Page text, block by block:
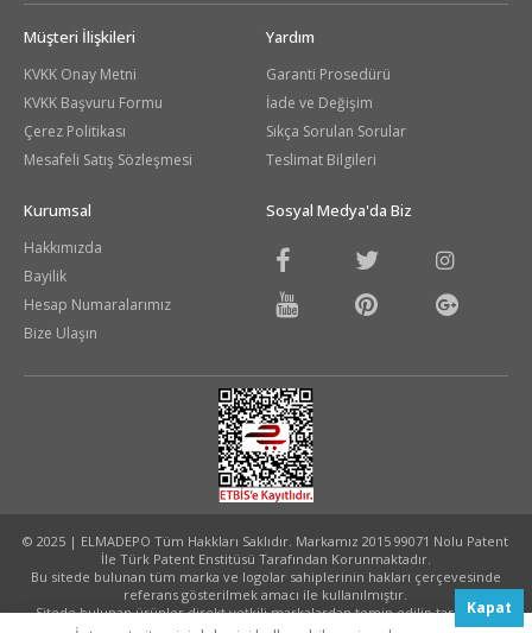
Müşteri İlişkileri
KVKK Onay Metni
KVKK Başvuru Formu
Çerez Politikası
Mesafeli Satış Sözleşmesi
Yardım
Garanti Prosedürü
İade ve Değişim
Sıkça Sorulan Sorular
Teslimat Bilgileri
Kurumsal
Hakkımızda
Bayilik
Hesap Numaralarımız
Bize Ulaşın
Sosyal Medya'da Biz
© 2025 | ELMADEPO Tüm Hakkları Saklıdır. Markamız 2015 99071 Nolu Patent
İle Türk Patent Enstitüsü Tarafından Korunmaktadır.
Bu sitede bulunan tüm marka ve logolar sahiplerinin hakları çerçevesinde
referans gösterilmek amacı ile kullanılmıştır.
Sitede bulunan ürünler direkt yetkili markalardan temin edilip tarafınıza
Kapat